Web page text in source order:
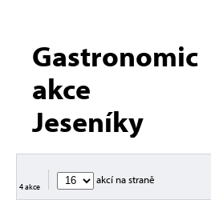
Gastronomické
akce
Jeseníky
4 akce
akcí na straně